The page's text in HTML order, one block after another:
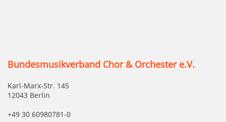
Bundesmusikverband Chor & Orchester e.V.
Karl-Marx-Str. 145
12043 Berlin
+49 30 60980781-0